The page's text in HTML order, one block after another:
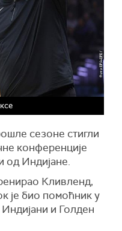
сезоне стигли
конференције
од Индијане.
Кливленд,
је био помоћник у
и Голден